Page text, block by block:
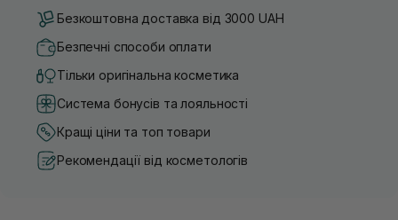
Безкоштовна доставка від 3000 UAH
Безпечні способи оплати
Тільки оригінальна косметика
Система бонусів та лояльності
Кращі ціни та топ товари
Рекомендації від косметологів